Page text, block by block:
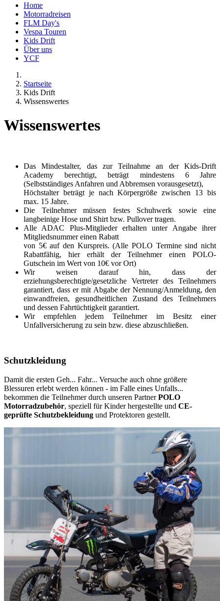
Home
Motorradreisen
FLM Day's
Vespa Touren
Kids Drift
Über uns
YCF
Startseite
Kids Drift
Wissenswertes
Wissenswertes
Das Mindestalter, das zur Teilnahme an der Kids-Drift
Academy berechtigt, beträgt mindestens 6 Jahre
(Selbstständiges Anfahren und Abbremsen vorausgesetzt),
Höchstalter beträgt je nach Körpergröße zwischen 13 bis
max. 15 Jahre.
Die Teilnehmer müssen festes Schuhwerk sowie eine
langbeinige Hose und Shirt bzw. Pullover tragen.
Alle ADAC Plus-Mitglieder erhalten unter Angabe ihrer
Mitgliedsnummer einen Rabatt
von 5€ auf den Kurspreis. (Alle POLO Termine sind nicht
Rabattfähig, hier erhält der Teilnehmer einen POLO-
Gutschein im Wert von 10€ vor Ort)
Wir weisen darauf hin, dass der
erziehungsberechtigte/gesetzliche Vertreter des Teilnehmers
garantiert, dass er mit Abgabe der Nennung/Anmeldung, den
einwandfreien, gesundheitlichen Zustand des Teilnehmers
und dessen Fahrtüchtigkeit garantiert.
Wir empfehlen jedem Teilnehmer im Besitz einer
Unfallversicherung zu sein bzw. diese abzuschließen.
Schutzkleidung
Damit die ersten Geh... Fahr... Versuche auch ohne größere
Blessuren erlebt werden können - im Falle eines Unfalls...
bekommen die Teilnehmer durch unseren PartnerPOLO
Motorradzubehör, speziell für Kinder hergestellte und CE-
geprüfte Schutzbekleidung und Protektoren gestellt.